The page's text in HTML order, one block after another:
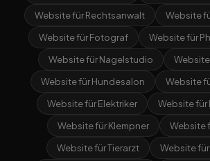
Website für Rechtsanwalt
Website
Website für Fotograf
Website für
Website für Nagelstudio
Website für Hundesalon
Website
Website für Elektriker
Website für
Website für Klempner
Website
Website für Tierarzt
Website